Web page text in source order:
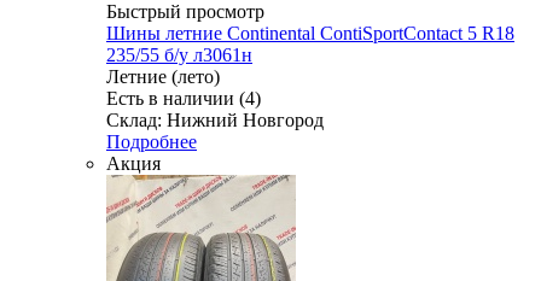
Быстрый просмотр
Шины летние Continental ContiSportContact 5 R18
235/55 б/у л3061н
Летние (лето)
Есть в наличии (4)
Склад: Нижний Новгород
Подробнее
Акция